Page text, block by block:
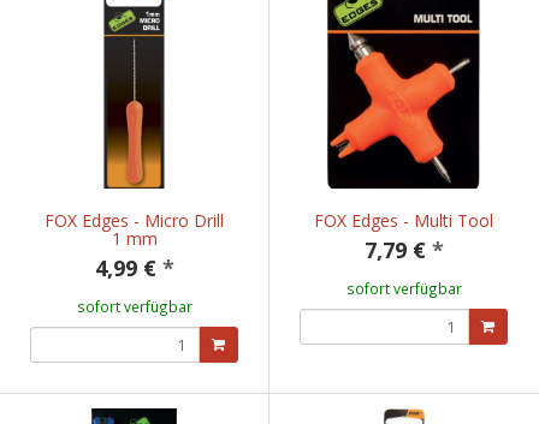
FOX Edges - Micro Drill
1 mm
4,99 € *
sofort verfügbar
FOX Edges - Multi Tool
7,79 € *
sofort verfügbar